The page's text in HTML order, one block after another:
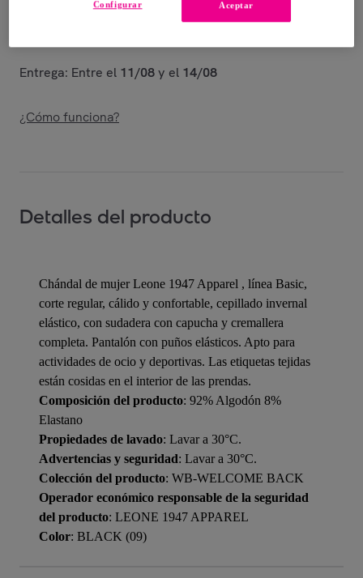
Entrega: Entre el 11/08y el 14/08
¿Cómo funciona?
Detalles del producto
Chándal de mujer Leone 1947 Apparel , línea Basic,
corte regular, cálido y confortable, cepillado invernal
elástico, con sudadera con capucha y cremallera
completa. Pantalón con puños elásticos. Apto para
actividades de ocio y deportivas. Las etiquetas tejidas
están cosidas en el interior de las prendas.
Composición del producto: 92% Algodón 8%
Elastano
Propiedades de lavado: Lavar a 30°C.
Advertencias y seguridad: Lavar a 30°C.
Colección del producto: WB-WELCOME BACK
Operador económico responsable de la seguridad
del producto: LEONE 1947 APPAREL
Color: BLACK (09)
Aceptar
Configurar